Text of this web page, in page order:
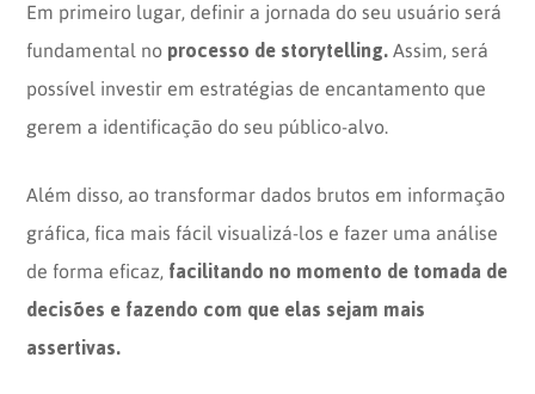
Em primeiro lugar, definir a jornada do seu usuário será
fundamental no processo de storytelling.Assim, será
possível investir em estratégias de encantamento que
gerem a identificação do seu público-alvo.
Além disso, ao transformar dados brutos em informação
gráfica, fica mais fácil visualizá-los e fazer uma análise
de forma eficaz, facilitando no momento de tomada de
decisões e fazendo com que elas sejam mais
assertivas.